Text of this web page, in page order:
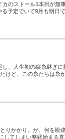
カのストール1本目が無
予定でいて9月も明日
、人生初の縦糸継ぎに
けど、この糸たちは糸
りかかり。が、何を勘
してしまい整経始まる